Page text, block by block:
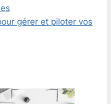
gérer et piloter vos